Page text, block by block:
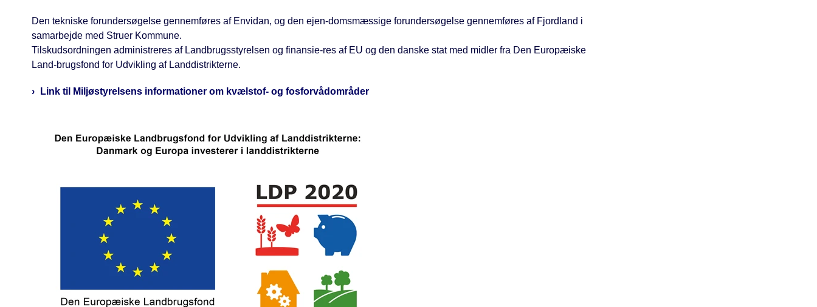
Den tekniske forundersøgelse gennemføres af Envidan, og den ejen-domsmæssige forundersøgelse gennemføres af Fjordland i
samarbejde med Struer Kommune.
Tilskudsordningen administreres af Landbrugsstyrelsen og finansie-res af EU og den danske stat med midler fra Den Europæiske
Land-brugsfond for Udvikling af Landdistrikterne.
Link til Miljøstyrelsens informationer om kvælstof- og fosforvådområder